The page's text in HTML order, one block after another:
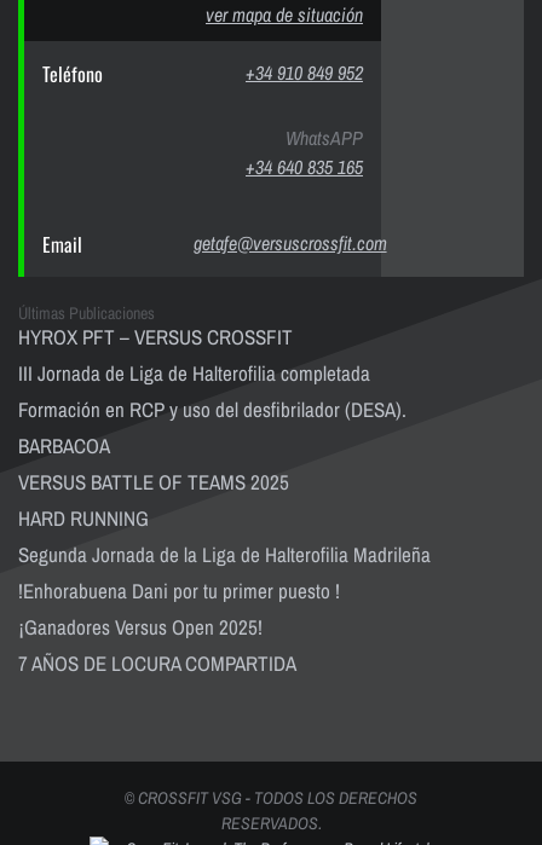
ver mapa de situación
Teléfono +34 910 849 952
WhatsAPP
+34 640 835 165
Email getafe@versuscrossfit.com
Últimas Publicaciones
HYROX PFT – VERSUS CROSSFIT
III Jornada de Liga de Halterofilia completada
Formación en RCP y uso del desfibrilador (DESA).
BARBACOA
VERSUS BATTLE OF TEAMS 2025
HARD RUNNING
Segunda Jornada de la Liga de Halterofilia Madrileña
!Enhorabuena Dani por tu primer puesto !
¡Ganadores Versus Open 2025!
7 AÑOS DE LOCURA COMPARTIDA
© CROSSFIT VSG - TODOS LOS DERECHOS
RESERVADOS.